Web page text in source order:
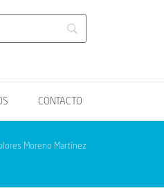
CONTACTO
Moreno Martínez